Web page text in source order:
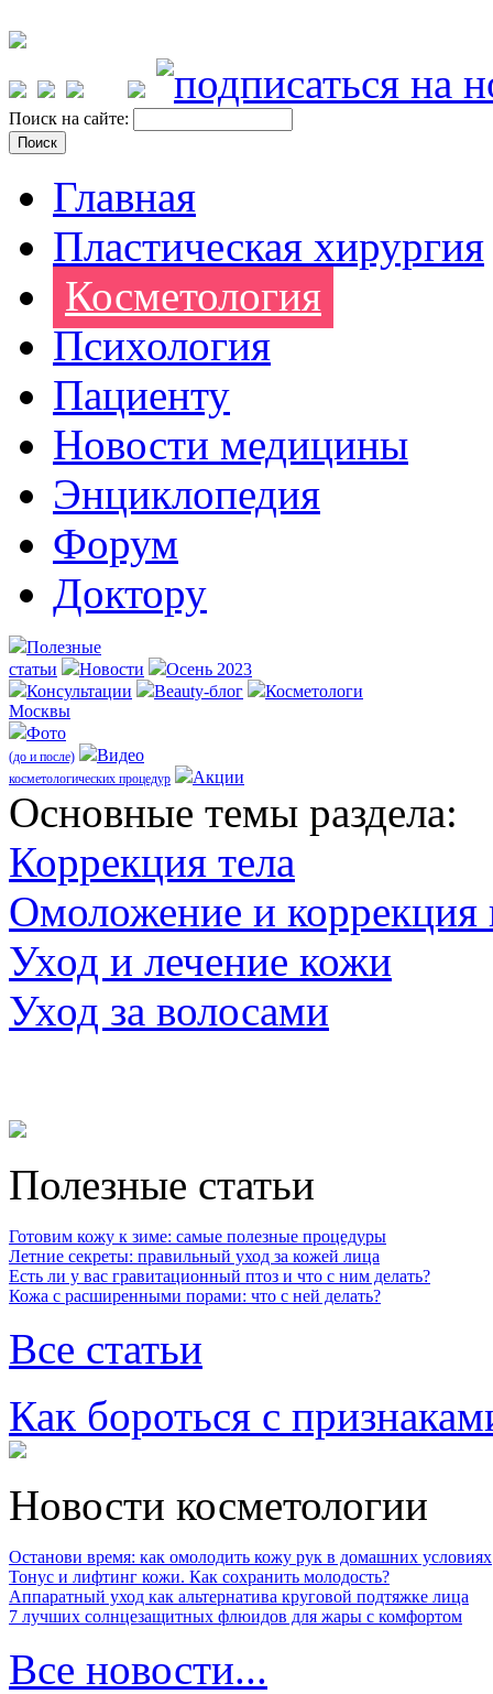
Поиск на сайте:
Главная
Пластическая хирургия
Косметология
Психология
Пациенту
Новости медицины
Энциклопедия
Форум
Доктору
Полезные
статьи
Новости
Осень 2023
Консультации
Beauty-блог
Косметологи
Москвы
Фото
(до и после) Видео
косметологических процедур Акции
Оcновные темы раздела:
Коррекция тела
Омоложение и коррекция
Уход и лечение кожи
Уход за волосами
Полезные статьи
Готовим кожу к зиме: самые полезные процедуры
Летние секреты: правильный уход за кожей лица
Есть ли у вас гравитационный птоз и что с ним делать?
Кожа с расширенными порами: что с ней делать?
Все статьи
Как бороться с
Новости косметологии
Останови время: как омолодить кожу рук в домашних условиях
Тонус и лифтинг кожи. Как сохранить молодость?
Аппаратный уход как альтернатива круговой подтяжке лица
7 лучших солнцезащитных флюидов для жары с комфортом
Все новости...